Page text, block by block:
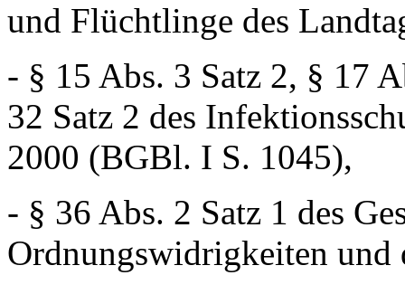
und Flüchtlinge des
- § 15 Abs. 3 Satz 2, § 17
32 Satz 2 des
2000 (BGBl. I S. 1045),
- § 36 Abs. 2 Satz 1 des
Ordnungswidrigkeiten und